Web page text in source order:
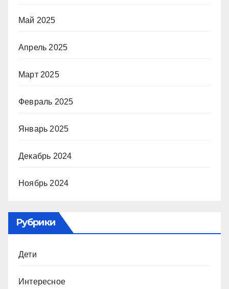
Май 2025
Апрель 2025
Март 2025
Февраль 2025
Январь 2025
Декабрь 2024
Ноябрь 2024
Рубрики
Дети
Интересное